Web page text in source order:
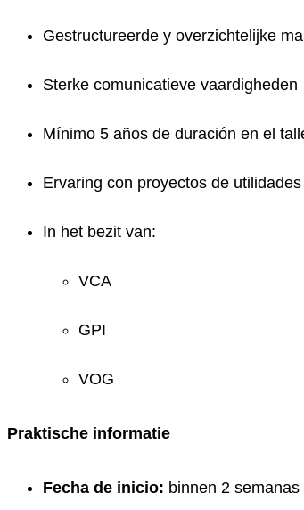
Gestructureerde y overzichtelijke
Sterke comunicatieve vaardigheden
Mínimo 5 años de duración en el
Ervaring con proyectos de
In het bezit van:
VCA
GPI
VOG
Praktische informatie
Fecha de inicio: binnen 2